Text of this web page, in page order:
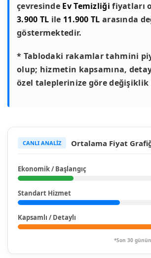
çevresinde Ev Temizliği fiyatları
3.900 TL ile 11.900 TL arasında
göstermektedir.
* Tablodaki rakamlar tahmini
olup; hizmetin kapsamına,
özel taleplerinize göre değişiklik
CANLI ANALİZ Ortalama Fiyat
Ekonomik / Başlangıç
Standart Hizmet
Kapsamlı / Detaylı
*Son 30